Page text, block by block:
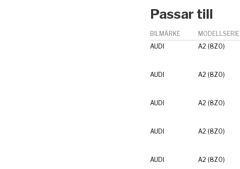
Passar till
BILMÄRKE MODELLSERIE
AUDI
A2 (8Z0)
AUDI
A2 (8Z0)
AUDI
A2 (8Z0)
AUDI
A2 (8Z0)
AUDI
A2 (8Z0)